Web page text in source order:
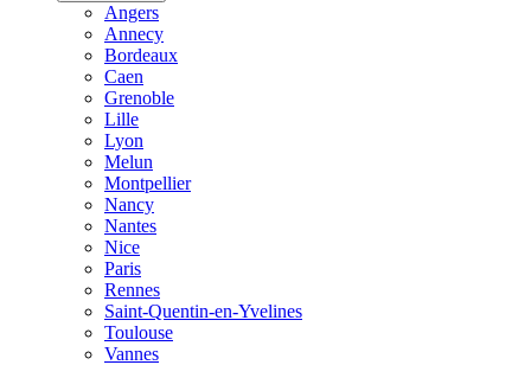
Angers
Annecy
Bordeaux
Caen
Grenoble
Lille
Lyon
Melun
Montpellier
Nancy
Nantes
Nice
Paris
Rennes
Saint-Quentin-en-Yvelines
Toulouse
Vannes